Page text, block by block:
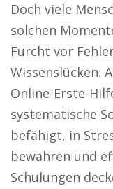
Doch viele
solchen
Furcht vor
Wissenslücken.
Online-Erste-
systematische
befähigt, in
bewahren und
Schulungen